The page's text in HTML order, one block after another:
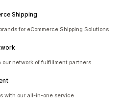
Shipping
for eCommerce Shipping Solutions
network of fulfillment partners
with our all-in-one service